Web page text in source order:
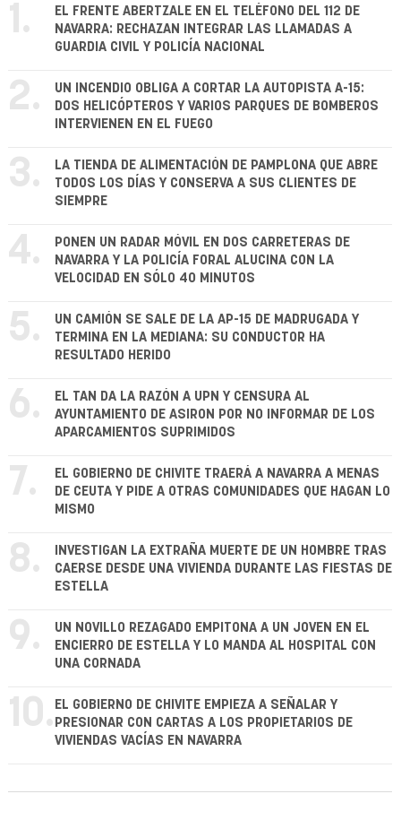
1.
EL FRENTE ABERTZALE EN EL TELÉFONO DEL 112 DE
NAVARRA: RECHAZAN INTEGRAR LAS LLAMADAS A
GUARDIA CIVIL Y POLICÍA NACIONAL
2.
UN INCENDIO OBLIGA A CORTAR LA AUTOPISTA A-15:
DOS HELICÓPTEROS Y VARIOS PARQUES DE BOMBEROS
INTERVIENEN EN EL FUEGO
3.
LA TIENDA DE ALIMENTACIÓN DE PAMPLONA QUE ABRE
TODOS LOS DÍAS Y CONSERVA A SUS CLIENTES DE
SIEMPRE
4.
PONEN UN RADAR MÓVIL EN DOS CARRETERAS DE
NAVARRA Y LA POLICÍA FORAL ALUCINA CON LA
VELOCIDAD EN SÓLO 40 MINUTOS
5.
UN CAMIÓN SE SALE DE LA AP-15 DE MADRUGADA Y
TERMINA EN LA MEDIANA: SU CONDUCTOR HA
RESULTADO HERIDO
6.
EL TAN DA LA RAZÓN A UPN Y CENSURA AL
AYUNTAMIENTO DE ASIRON POR NO INFORMAR DE LOS
APARCAMIENTOS SUPRIMIDOS
7.
EL GOBIERNO DE CHIVITE TRAERÁ A NAVARRA A MENAS
DE CEUTA Y PIDE A OTRAS COMUNIDADES QUE HAGAN LO
MISMO
8.
INVESTIGAN LA EXTRAÑA MUERTE DE UN HOMBRE TRAS
CAERSE DESDE UNA VIVIENDA DURANTE LAS FIESTAS DE
ESTELLA
9.
UN NOVILLO REZAGADO EMPITONA A UN JOVEN EN EL
ENCIERRO DE ESTELLA Y LO MANDA AL HOSPITAL CON
UNA CORNADA
10. EL GOBIERNO DE CHIVITE EMPIEZA A SEÑALAR Y
PRESIONAR CON CARTAS A LOS PROPIETARIOS DE
VIVIENDAS VACÍAS EN NAVARRA